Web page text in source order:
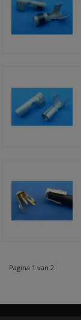
Pagina 1 van 2